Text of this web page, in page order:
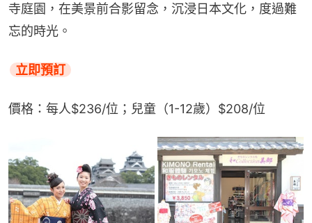
寺庭園，在美景前合影留念，沉浸日本文化，度過難
忘的時光。
立即預訂
價格：每人$236/位；兒童（1-12歲）$208/位